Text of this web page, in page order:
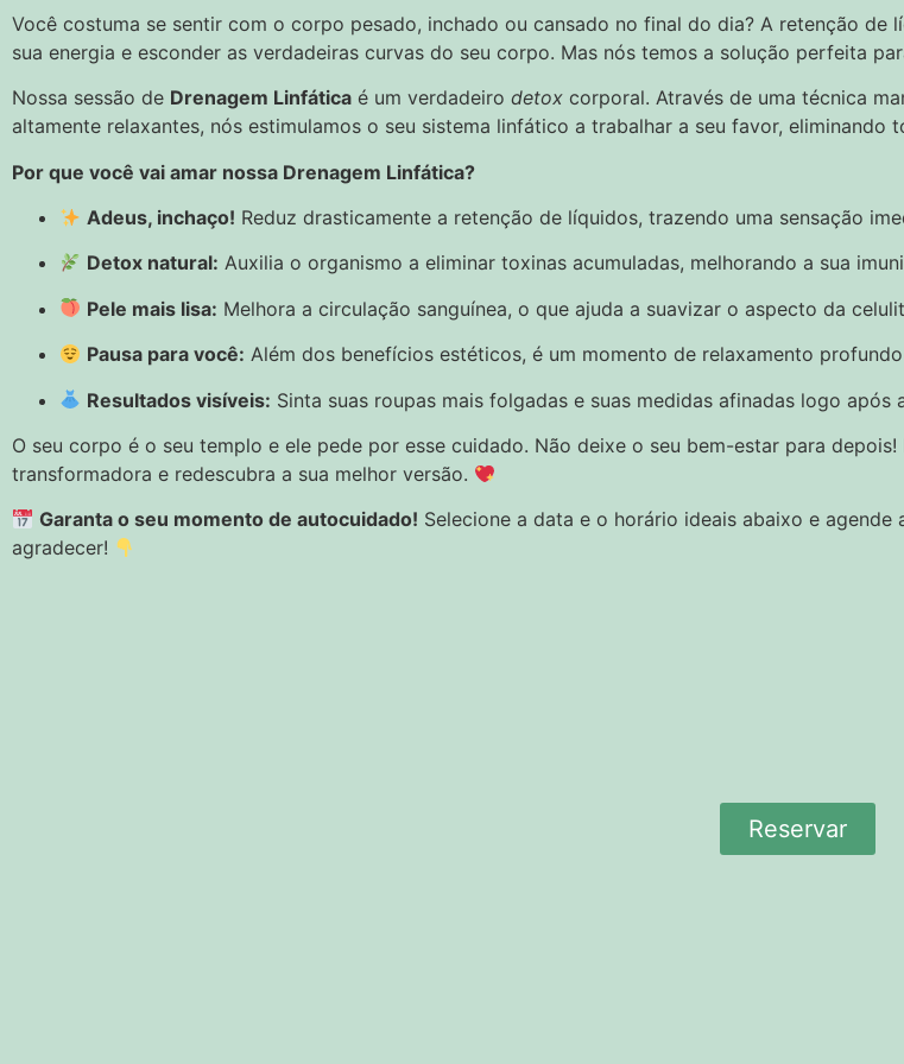
Você costuma se sentir com o corpo pesado, inchado ou cansado no final do dia? A retenção de
sua energia e esconder as verdadeiras curvas do seu corpo. Mas nós temos a solução perfeita
Nossa sessão de Drenagem Linfática é um verdadeiro detox corporal. Através de uma técnica
altamente relaxantes, nós estimulamos o seu sistema linfático a trabalhar a seu favor, eliminando
Por que você vai amar nossa Drenagem Linfática?
Adeus, inchaço! Reduz drasticamente a retenção de líquidos, trazendo uma sensação
Detox natural: Auxilia o organismo a eliminar toxinas acumuladas, melhorando a sua
Pele mais lisa: Melhora a circulação sanguínea, o que ajuda a suavizar o aspecto da
Pausa para você: Além dos benefícios estéticos, é um momento de relaxamento
Resultados visíveis: Sinta suas roupas mais folgadas e suas medidas afinadas logo após
O seu corpo é o seu templo e ele pede por esse cuidado. Não deixe o seu bem-estar para
transformadora e redescubra a sua melhor versão.
Garanta o seu momento de autocuidado! Selecione a data e o horário ideais abaixo e agende
agradecer!
Reservar